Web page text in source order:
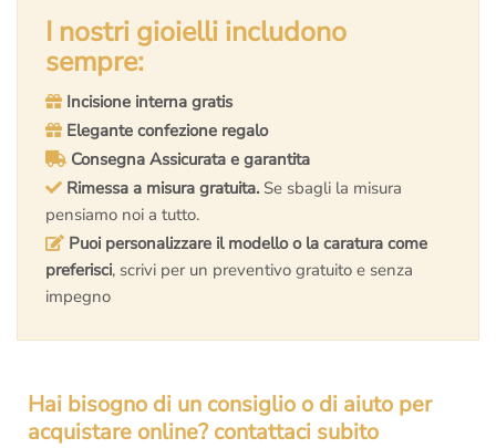
€10.000,00.
€7.269,00.
era:
è:
I nostri gioielli includono
sempre:
Incisione interna gratis
Elegante confezione regalo
Consegna Assicurata e garantita
Rimessa a misura gratuita. Se sbagli la misura
pensiamo noi a tutto.
Puoi personalizzare il modello o la caratura come
preferisci, scrivi per un preventivo gratuito e senza
impegno
Hai bisogno di un consiglio o di aiuto per
acquistare online? contattaci subito